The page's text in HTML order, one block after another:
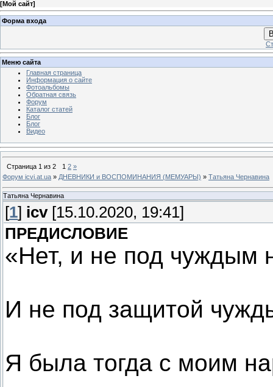
[Мой сайт]
Форма входа
Меню сайта
Главная страница
Информация о сайте
Фотоальбомы
Обратная связь
Форум
Каталог статей
Блог
Блог
Видео
Страница 1 из 2 1 2 »
Форум icvi.at.ua » ДНЕВНИКИ и ВОСПОМИНАНИЯ (МЕМУАРЫ) » Татьяна Чернавина
Татьяна Чернавина
[1] icv[15.10.2020, 19:41]
ПРЕДИСЛОВИЕ
«Нет, и не под чуждым
И не под защитой
Я была тогда с моим